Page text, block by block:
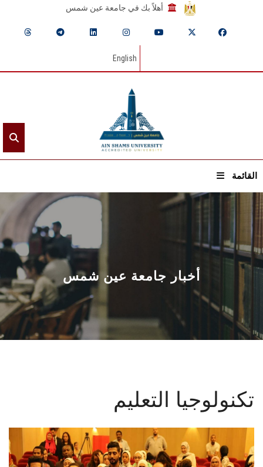
أهلاً بك في جامعة عين شمس
English
القائمة
الرئيسيـة
عن الجامعة
القطاعـات
الشئون الأكاديمية
البحث العلمي
الأنظمة الذكية
أخبار جامعة عين شمس
تكنولوجيا التعليم